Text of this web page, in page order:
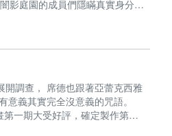
影庭園的成員們隱瞞真實身分，
黑手對峙──!!「我的背叛是為了
CORPORATION
調查， 席德也跟著亞蕾克西雅
義其實完全沒意義的咒語。
一期大受好評，確定製作第二
生×會錯意喜劇第五集!!!!